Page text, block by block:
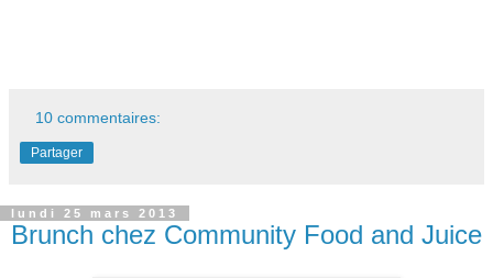
10 commentaires:
Partager
lundi 25 mars 2013
Brunch chez Community Food and Juice